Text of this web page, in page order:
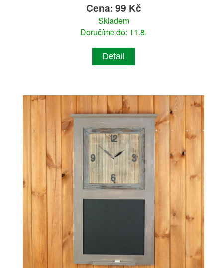
Cena: 99 Kč
Skladem
Doručíme do: 11.8.
Detail